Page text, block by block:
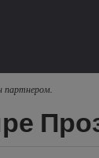
партнером.